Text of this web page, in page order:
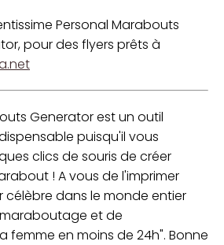
Personal Marabouts
pour des flyers prêts à
Generator est un outil
puisqu'il vous
clics de souris de créer
! A vous de l'imprimer
célèbre dans le monde entier
et de
femme en moins de 24h". Bonne